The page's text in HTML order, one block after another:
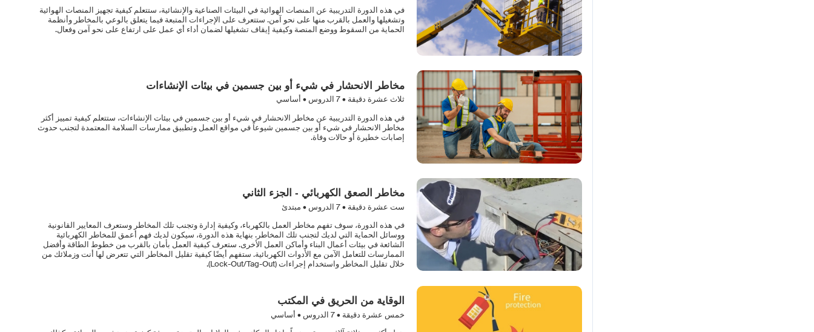
في هذه الدورة التدريبية عن المنصات الهوائية في البيئات الصناعية والإنشائية، ستتعلم كيفية تجهيز المنصات الهوائية
وتشغيلها والعمل بالقرب منها على نحو آمن. ستتعرف على الإجراءات المتبعة فيما يتعلق بالوعي بالمخاطر وأنظمة
الحماية من السقوط ووضع المنصة وكيفية إيقاف تشغيلها لضمان أداء أي عمل على ارتفاع على نحو آمن وفعال.
مخاطر الانحشار في شيء أو بين جسمين في بيئات الإنشاءات
ثلاث عشرة دقيقة •7الدروس • أساسي
في هذه الدورة التدريبية عن مخاطر الانحشار في شيء أو بين جسمين في بيئات الإنشاءات، ستتعلم كيفية تمييز أكثر
مخاطر الانحشار في شيء أو بين جسمين شيوعاً في مواقع العمل وتطبيق ممارسات السلامة المعتمدة لتجنب حدوث
إصابات خطيرة أو حالات وفاة.
مخاطر الصعق الكهربائي - الجزء الثاني
ست عشرة دقيقة •7الدروس • مبتدئ
في هذه الدورة، سوف تفهم مخاطر العمل بالكهرباء، وكيفية إدارة وتجنب تلك المخاطر وستعرف المعايير القانونية
ووسائل الحماية التي لديك لتجنب تلك المخاطر. بنهاية هذه الدورة، سيكون لديك فهم أعمق للمخاطر الكهربائية
الشائعة في بيئات أعمال البناء وأماكن العمل الأخرى. ستعرف كيفية العمل بأمان بالقرب من خطوط الطاقة وأفضل
الممارسات للتعامل الآمن مع الأدوات الكهربائية. ستفهم أيضًا كيفية تقليل المخاطر التي تتعرض لها أنت وزملائك من
خلال تقليل المخاطر واستخدام إجراءات (Lock-Out/Tag-Out).
الوقاية من الحريق في المكتب
خمس عشرة دقيقة •7الدروس • أساسي